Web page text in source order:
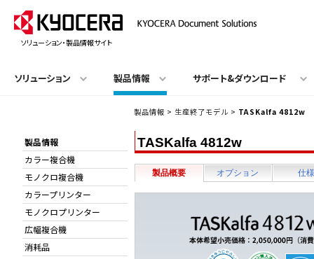
ソリューション・製品情報サイト
ソリューション 製品情報 サポート&ダウンロード
製品情報 > 生産終了モデル > TASKalfa 4812w
TASKalfa 4812w
製品概要 オプション 仕様
製品情報
カラー複合機
モノクロ複合機
カラープリンター
モノクロプリンター
広幅複合機
消耗品